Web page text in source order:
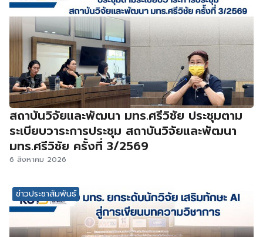
สถาบันวิจัยและพัฒนา มทร.ศรีวิชัย ประชุมตาม
ระเบียบวาระการประชุม สถาบันวิจัยและพัฒนา
มทร.ศรีวิชัย ครั้งที่ 3/2569
6 สิงหาคม 2026
ข่าวประชาสัมพันธ์